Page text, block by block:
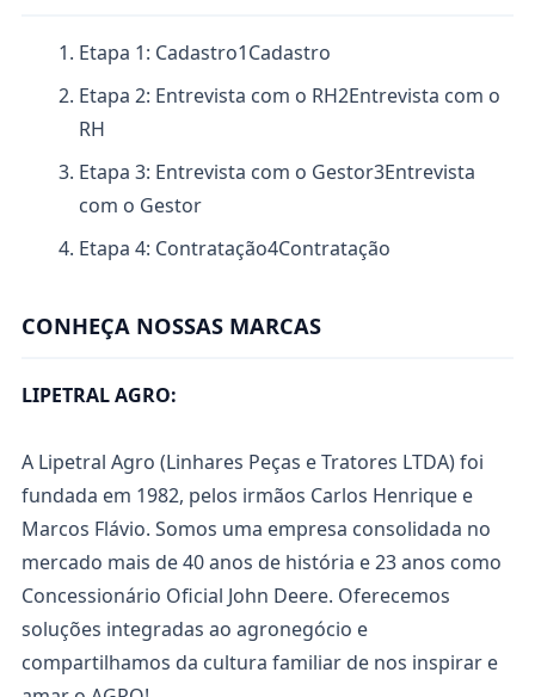
Etapa 1: Cadastro1Cadastro
Etapa 2: Entrevista com o RH2Entrevista com o
RH
Etapa 3: Entrevista com o Gestor3Entrevista
com o Gestor
Etapa 4: Contratação4Contratação
CONHEÇA NOSSAS MARCAS
LIPETRAL AGRO:
A Lipetral Agro (Linhares Peças e Tratores LTDA) foi
fundada em 1982, pelos irmãos Carlos Henrique e
Marcos Flávio. Somos uma empresa consolidada no
mercado mais de 40 anos de história e 23 anos como
Concessionário Oficial John Deere. Oferecemos
soluções integradas ao agronegócio e
compartilhamos da cultura familiar de nos inspirar e